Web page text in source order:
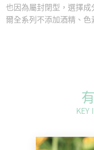
也因為屬封閉型，選擇
爾全系列不添加酒精、
KEY